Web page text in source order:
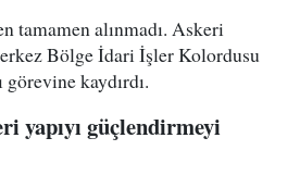
tamamen alınmadı. Askeri
Bölge İdari İşler Kolordusu
görevine kaydırdı.
yapıyı güçlendirmeyi